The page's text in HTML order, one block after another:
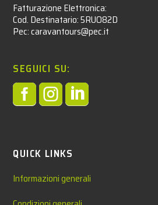
Fatturazione Elettronica:
Cod. Destinatario: 5RUO82D
Pec: caravantours@pec.it
SEGUICI SU:

QUICK LINKS
Informazioni generali